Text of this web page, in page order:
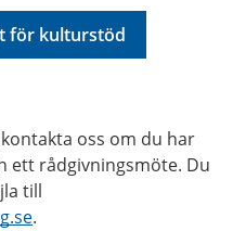
för kulturstöd
oss om du har
ett rådgivningsmöte. Du
till
.